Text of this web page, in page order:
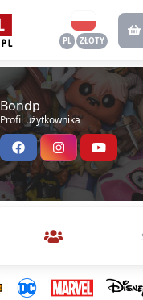
PL ZŁOTY
Bondp
Profil użytkownika